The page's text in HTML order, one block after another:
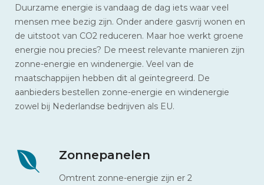
Duurzame energie is vandaag de dag iets waar veel
mensen mee bezig zijn. Onder andere gasvrij wonen en
de uitstoot van CO2 reduceren. Maar hoe werkt groene
energie nou precies? De meest relevante manieren zijn
zonne-energie en windenergie. Veel van de
maatschappijen hebben dit al geïntegreerd. De
aanbieders bestellen zonne-energie en windenergie
zowel bij Nederlandse bedrijven als EU.
Zonnepanelen
Omtrent zonne-energie zijn er 2